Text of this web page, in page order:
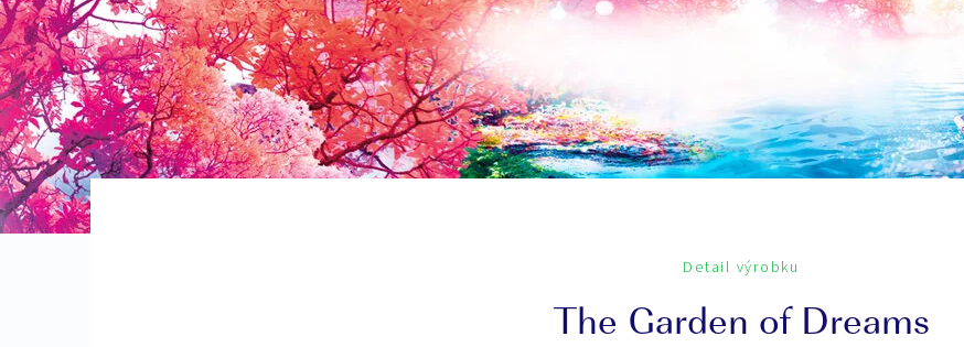
Detail výrobku
The Garden of Dreams